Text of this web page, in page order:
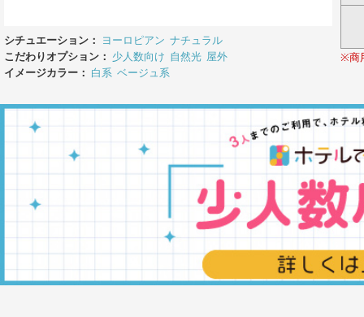
シチュエーション： ヨーロピアン ナチュラル
こだわりオプション： 少人数向け 自然光 屋外
イメージカラー： 白系 ベージュ系
※商